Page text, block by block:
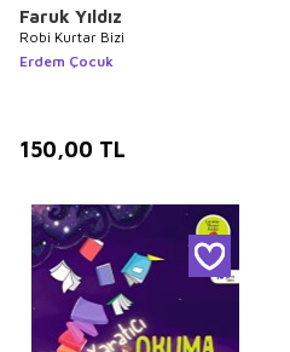
Faruk Yıldız
Robi Kurtar Bizi
Erdem Çocuk
150,00 TL